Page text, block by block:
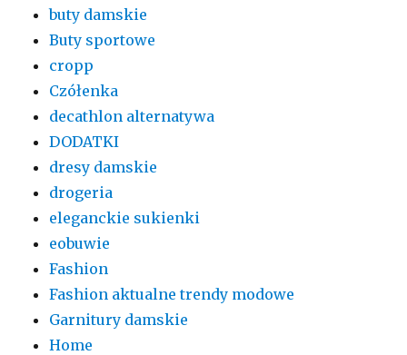
buty damskie
Buty sportowe
cropp
Czółenka
decathlon alternatywa
DODATKI
dresy damskie
drogeria
eleganckie sukienki
eobuwie
Fashion
Fashion aktualne trendy modowe
Garnitury damskie
Home